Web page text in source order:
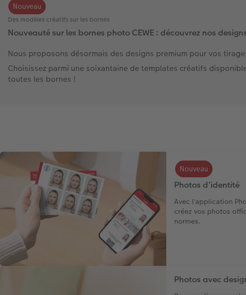
Nouveau
Des modèles créatifs sur les bornes
Nouveauté sur les bornes photo CEWE : découvrez nos
Nous proposons désormais des designs premium pour vos
Choisissez parmi une soixantaine de templates créatifs
toutes les bornes !
Photos d’identité
Avec l'application
créez vos photos
normes.
Nouveau
Photos avec